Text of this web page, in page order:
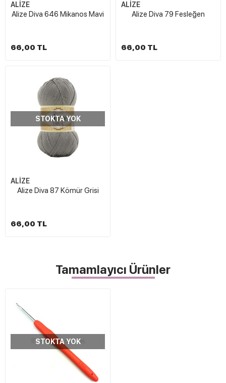
ALİZE
Alize Diva 646 Mikanos Mavi
66,00 TL
ALİZE
Alize Diva 79 Fesleğen
66,00 TL
STOKTA YOK
ALİZE
Alize Diva 87 Kömür Grisi
66,00 TL
Tamamlayıcı Ürünler
STOKTA YOK